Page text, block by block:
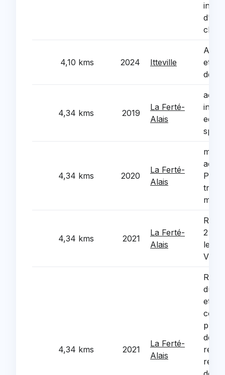
4,10 kms 2024 Itteville
et
des
4,34 kms 2019
La Ferté-
Alais
4,34 kms 2020
La Ferté-
Alais
mise
PMR
4,34 kms 2021
La Ferté-
Alais
2
les
4,34 kms 2021
La Ferté-
Alais
du
et de
de